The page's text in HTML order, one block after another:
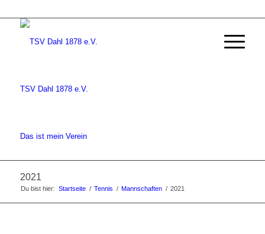
TSV Dahl 1878 e.V.
Das ist mein Verein
2021
Du bist hier: Startseite / Tennis / Mannschaften / 2021